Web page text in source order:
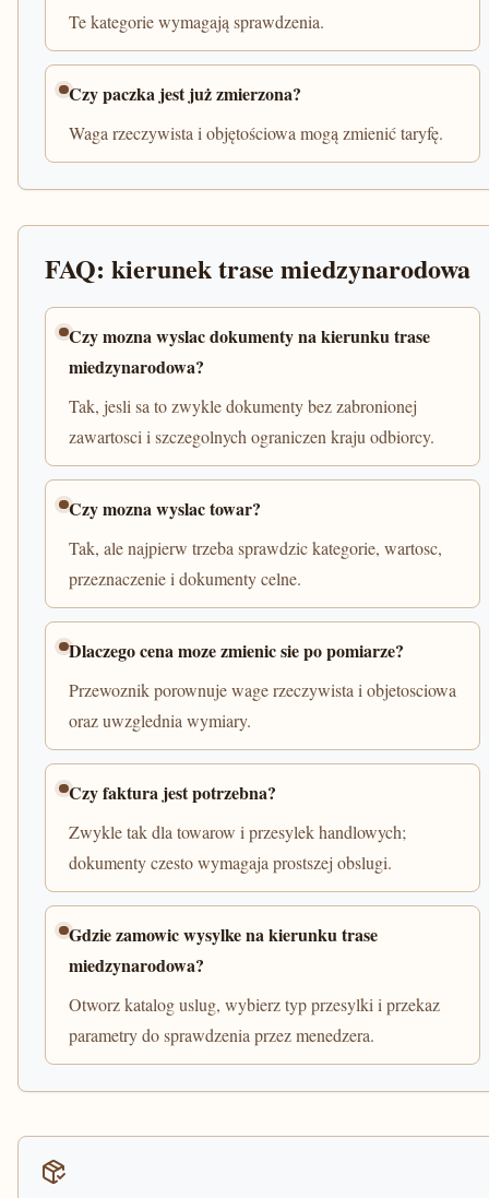
Te kategorie wymagają sprawdzenia.
Czy paczka jest już zmierzona?
Waga rzeczywista i objętościowa mogą zmienić taryfę.
FAQ: kierunek trase miedzynarodowa
Czy mozna wyslac dokumenty na kierunku trase
miedzynarodowa?
Tak, jesli sa to zwykle dokumenty bez zabronionej
zawartosci i szczegolnych ograniczen kraju odbiorcy.
Czy mozna wyslac towar?
Tak, ale najpierw trzeba sprawdzic kategorie, wartosc,
przeznaczenie i dokumenty celne.
Dlaczego cena moze zmienic sie po pomiarze?
Przewoznik porownuje wage rzeczywista i objetosciowa
oraz uwzglednia wymiary.
Czy faktura jest potrzebna?
Zwykle tak dla towarow i przesylek handlowych;
dokumenty czesto wymagaja prostszej obslugi.
Gdzie zamowic wysylke na kierunku trase
miedzynarodowa?
Otworz katalog uslug, wybierz typ przesylki i przekaz
parametry do sprawdzenia przez menedzera.